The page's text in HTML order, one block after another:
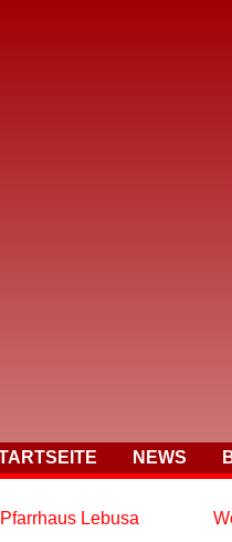
NEWS
Lebusa